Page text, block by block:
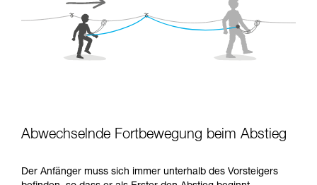
Abwechselnde Fortbewegung beim Abstieg
Der Anfänger muss sich immer unterhalb des Vorsteigers